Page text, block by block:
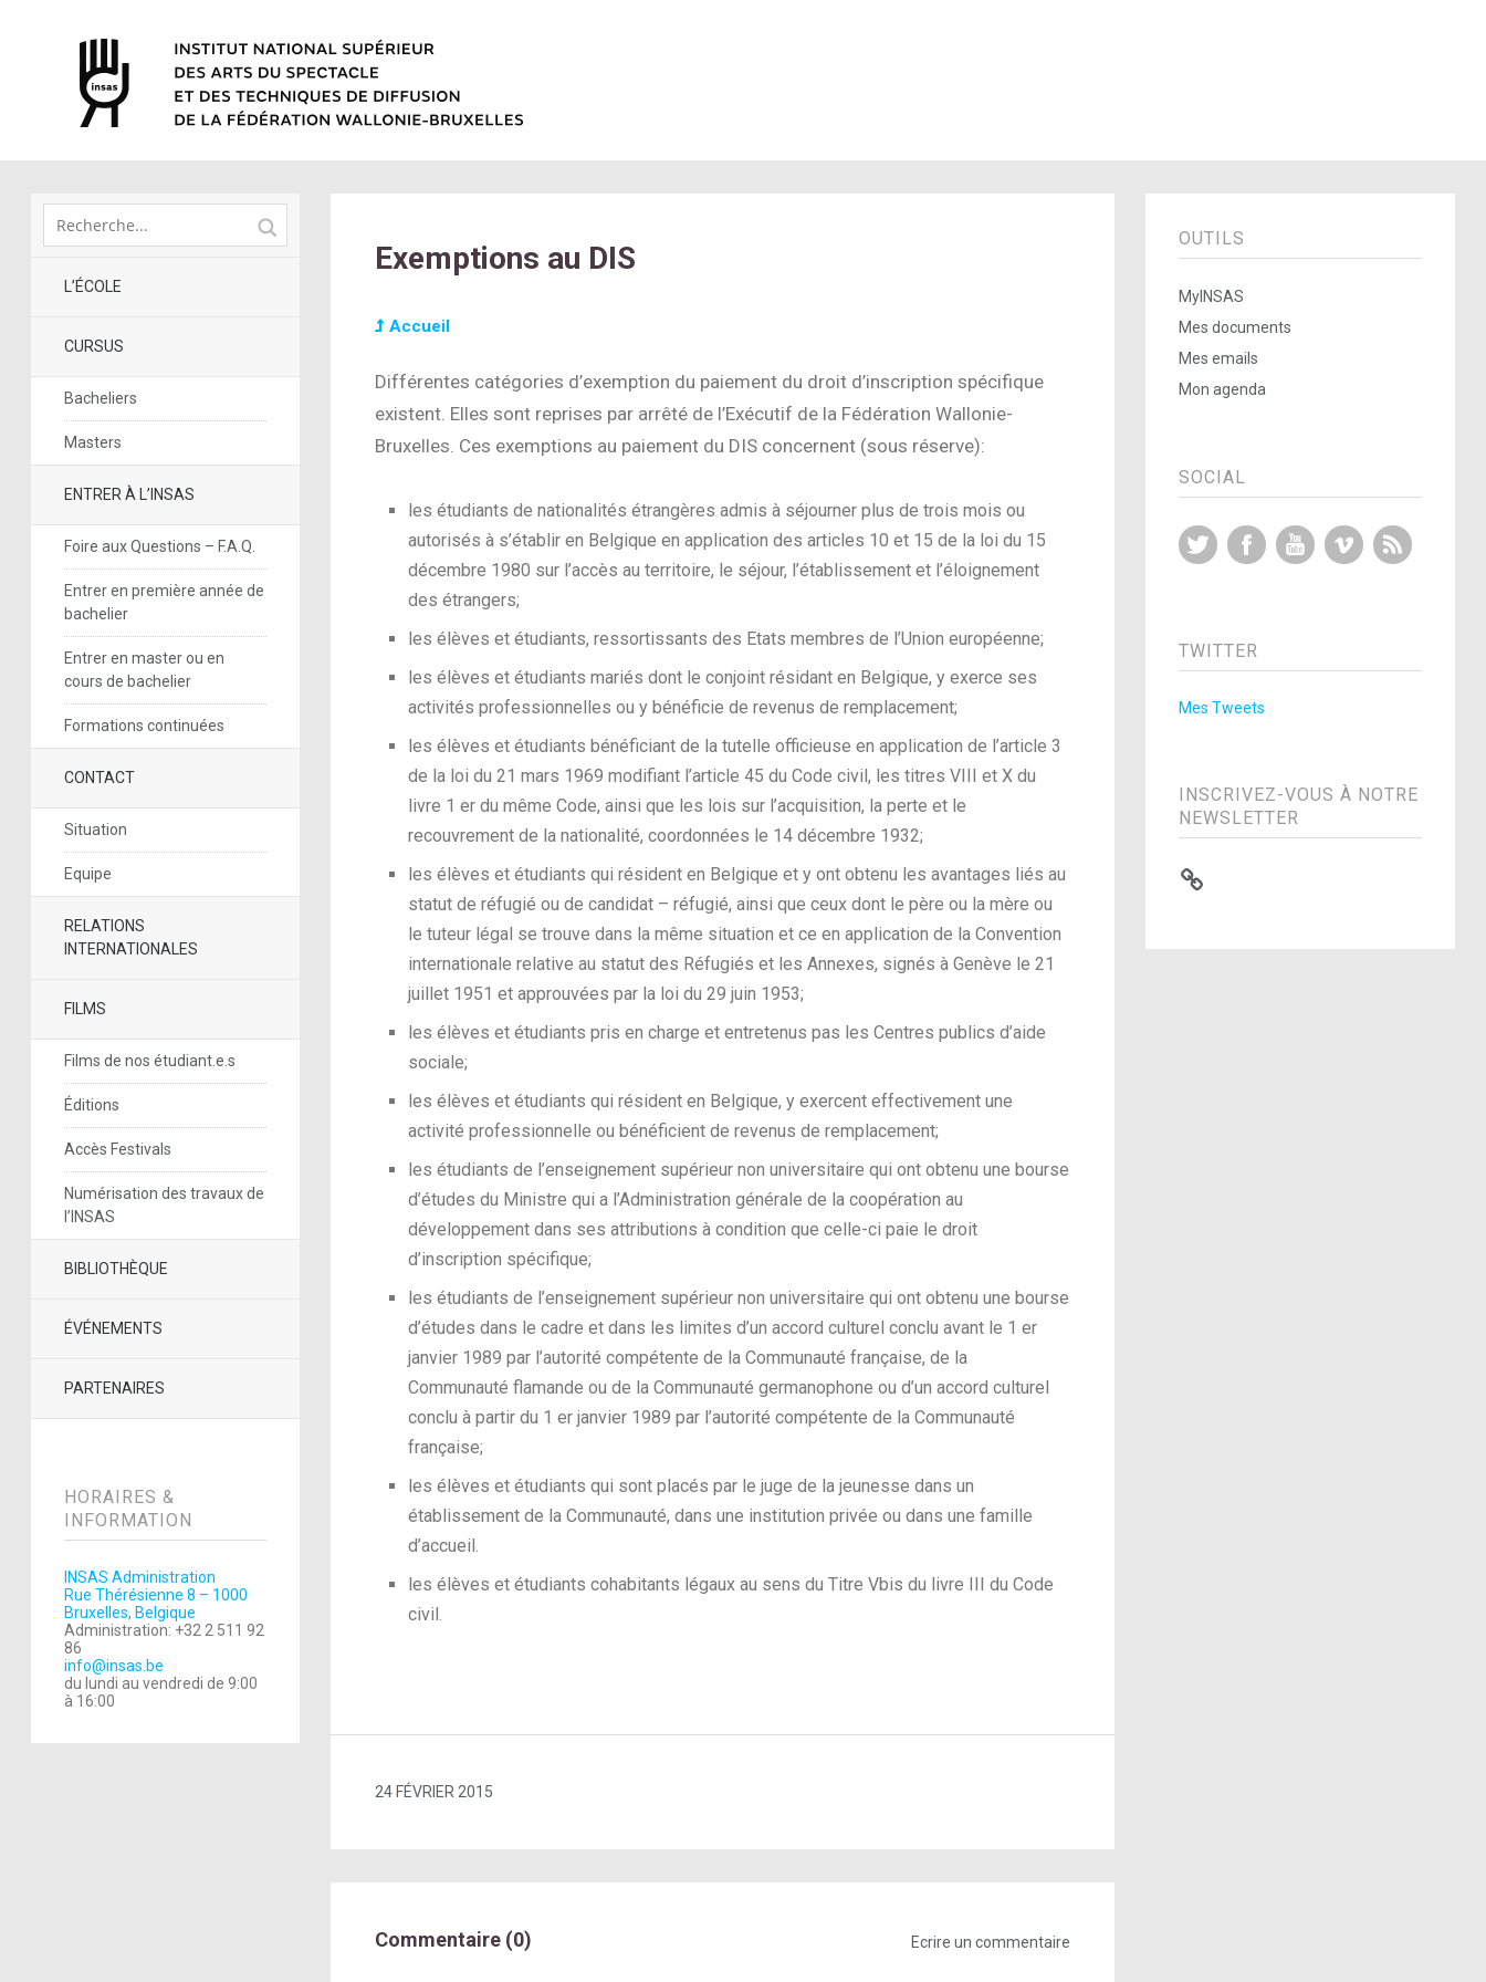
L’ÉCOLE
CURSUS
Bacheliers
Masters
ENTRER À L’INSAS
Foire aux Questions – F.A.Q.
Entrer en première année de
bachelier
Entrer en master ou en
cours de bachelier
Formations continuées
CONTACT
Situation
Equipe
RELATIONS
INTERNATIONALES
FILMS
Films de nos étudiant.e.s
Éditions
Accès Festivals
Numérisation des travaux de
l’INSAS
BIBLIOTHÈQUE
ÉVÉNEMENTS
PARTENAIRES
HORAIRES &
INFORMATION
INSAS Administration
Rue Thérésienne 8 – 1000
Bruxelles, Belgique
Administration: +32 2 511 92
86
info@insas.be
du lundi au vendredi de 9:00
à 16:00
Exemptions au DIS
Accueil
Différentes catégories d’exemption du paiement du droit d’inscription spécifique
existent. Elles sont reprises par arrêté de l’Exécutif de la Fédération Wallonie-
Bruxelles. Ces exemptions au paiement du DIS concernent (sous réserve):
les étudiants de nationalités étrangères admis à séjourner plus de trois mois ou
autorisés à s’établir en Belgique en application des articles 10 et 15 de la loi du 15
décembre 1980 sur l’accès au territoire, le séjour, l’établissement et l’éloignement
des étrangers;
les élèves et étudiants, ressortissants des Etats membres de l’Union européenne;
les élèves et étudiants mariés dont le conjoint résidant en Belgique, y exerce ses
activités professionnelles ou y bénéficie de revenus de remplacement;
les élèves et étudiants bénéficiant de la tutelle officieuse en application de l’article 3
de la loi du 21 mars 1969 modifiant l’article 45 du Code civil, les titres VIII et X du
livre 1 er du même Code, ainsi que les lois sur l’acquisition, la perte et le
recouvrement de la nationalité, coordonnées le 14 décembre 1932;
les élèves et étudiants qui résident en Belgique et y ont obtenu les avantages liés au
statut de réfugié ou de candidat – réfugié, ainsi que ceux dont le père ou la mère ou
le tuteur légal se trouve dans la même situation et ce en application de la Convention
internationale relative au statut des Réfugiés et les Annexes, signés à Genève le 21
juillet 1951 et approuvées par la loi du 29 juin 1953;
les élèves et étudiants pris en charge et entretenus pas les Centres publics d’aide
sociale;
les élèves et étudiants qui résident en Belgique, y exercent effectivement une
activité professionnelle ou bénéficient de revenus de remplacement;
les étudiants de l’enseignement supérieur non universitaire qui ont obtenu une bourse
d’études du Ministre qui a l’Administration générale de la coopération au
développement dans ses attributions à condition que celle-ci paie le droit
d’inscription spécifique;
les étudiants de l’enseignement supérieur non universitaire qui ont obtenu une bourse
d’études dans le cadre et dans les limites d’un accord culturel conclu avant le 1 er
janvier 1989 par l’autorité compétente de la Communauté française, de la
Communauté flamande ou de la Communauté germanophone ou d’un accord culturel
conclu à partir du 1 er janvier 1989 par l’autorité compétente de la Communauté
française;
les élèves et étudiants qui sont placés par le juge de la jeunesse dans un
établissement de la Communauté, dans une institution privée ou dans une famille
d’accueil.
les élèves et étudiants cohabitants légaux au sens du Titre Vbis du livre III du Code
civil.
24 FÉVRIER 2015
Commentaire (0) Ecrire un commentaire
OUTILS
MyINSAS
Mes documents
Mes emails
Mon agenda
SOCIAL
Twitter FacebookYouTubeVimeo
TWITTER
Mes Tweets
INSCRIVEZ-VOUS À NOTRE
NEWSLETTER